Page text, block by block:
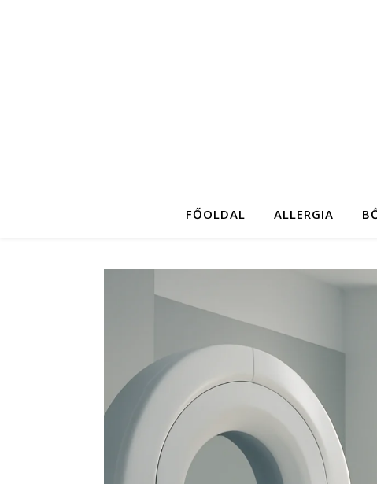
FŐOLDAL ALLERGIA